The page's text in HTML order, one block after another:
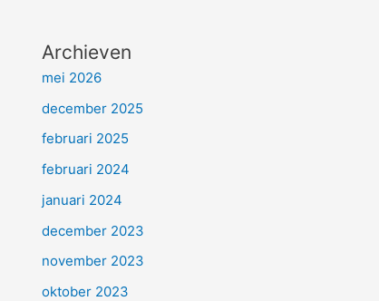
Archieven
mei 2026
december 2025
februari 2025
februari 2024
januari 2024
december 2023
november 2023
oktober 2023